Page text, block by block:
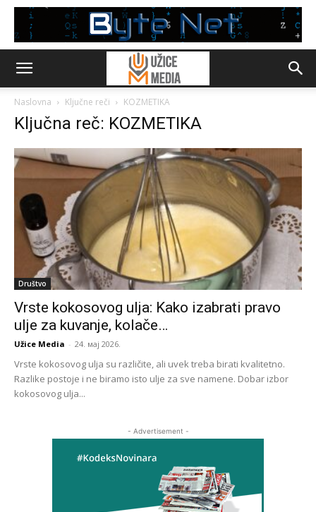
Naslovna Ključne reči KOZMETIKA
Ključna reč: KOZMETIKA
Društvo
Vrste kokosovog ulja: Kako izabrati pravo
ulje za kuvanje, kolače…
Užice Media - 24. мај 2026.
Vrste kokosovog ulja su različite, ali uvek treba birati kvalitetno.
Razlike postoje i ne biramo isto ulje za sve namene. Dobar izbor
kokosovog ulja...
- Advertisement -